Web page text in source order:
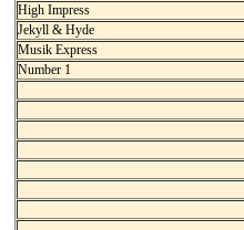
High Impress
Jekyll & Hyde
Musik Express
Number 1